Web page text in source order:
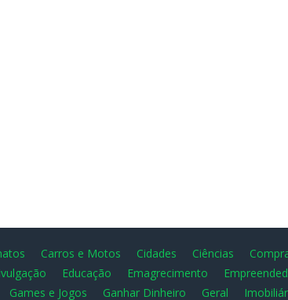
Carros e Motos Cidades Ciências
Educação Emagrecimento
Games e Jogos Ganhar Dinheiro Geral